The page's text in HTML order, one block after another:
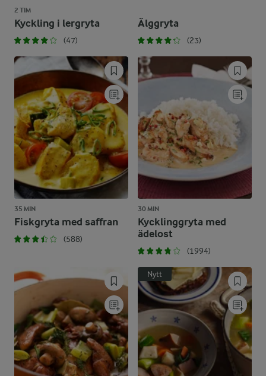
2 TIM
Kyckling i lergryta
(47)
Älggryta
(23)
35 MIN
Fiskgryta med saffran
(588)
30 MIN
Kycklinggryta med
ädelost
(1994)
Nytt